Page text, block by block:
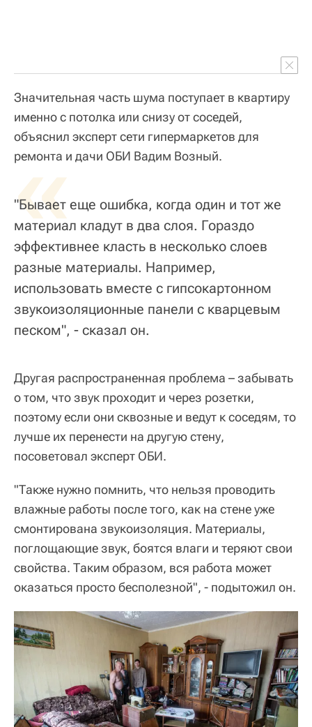
Значительная часть шума поступает в квартиру
именно с потолка или снизу от соседей,
объяснил эксперт сети гипермаркетов для
ремонта и дачи ОБИ Вадим Возный.
«
"Бывает еще ошибка, когда один и тот же
материал кладут в два слоя. Гораздо
эффективнее класть в несколько слоев
разные материалы. Например,
использовать вместе с гипсокартонном
звукоизоляционные панели с кварцевым
песком", - сказал он.
Другая распространенная проблема – забывать
о том, что звук проходит и через розетки,
поэтому если они сквозные и ведут к соседям, то
лучше их перенести на другую стену,
посоветовал эксперт ОБИ.
"Также нужно помнить, что нельзя проводить
влажные работы после того, как на стене уже
смонтирована звукоизоляция. Материалы,
поглощающие звук, боятся влаги и теряют свои
свойства. Таким образом, вся работа может
оказаться просто бесполезной", - подытожил он.